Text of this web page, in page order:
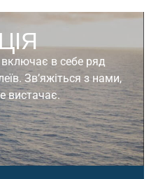
палуби з
постом, зонами
баром. Ідеально
насолоди видами.
: Моделі оснащуються
600 к.с. і більше, що
швидкостей і плавати
в себе ряд
Зв’яжіться з нами,
вистачає.